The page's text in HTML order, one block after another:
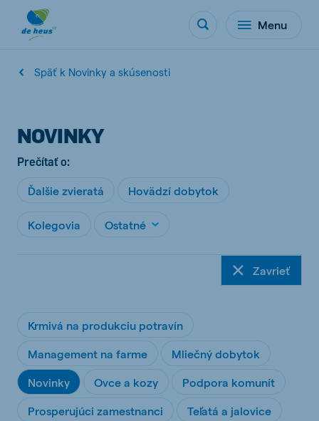
Menu
Späť k Novinky a skúsenosti
NOVINKY
Prečítať o:
Ďalšie zvieratá Hovädzí dobytok
Kolegovia Ostatné
Zavrieť
Krmivá na produkciu potravín
Management na farme Mliečný dobytok
Novinky Ovce a kozy Podpora komunít
Prosperujúci zamestnanci Teľatá a jalovice